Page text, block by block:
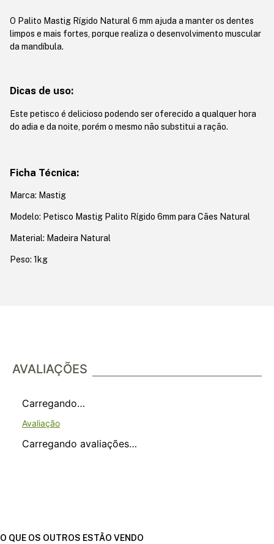
O Palito Mastig Rígido Natural 6 mm ajuda a manter os dentes
limpos e mais fortes, porque realiza o desenvolvimento muscular
da mandíbula.
Dicas de uso:
Este petisco é delicioso podendo ser oferecido a qualquer hora
do adia e da noite, porém o mesmo não substitui a ração.
Ficha Técnica:
Marca: Mastig
Modelo: Petisco Mastig Palito Rígido 6mm para Cães Natural
Material: Madeira Natural
Peso: 1kg
AVALIAÇÕES
Carregando…
Carregando avaliações…
O QUE OS OUTROS ESTÃO VENDO